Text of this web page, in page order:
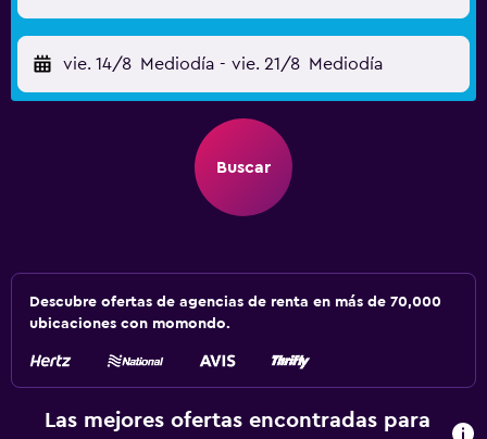
vie. 14/8 Mediodía - vie. 21/8 Mediodía
Buscar
Descubre ofertas de agencias de renta en más de 70,000
ubicaciones con momondo.
Las mejores ofertas encontradas para